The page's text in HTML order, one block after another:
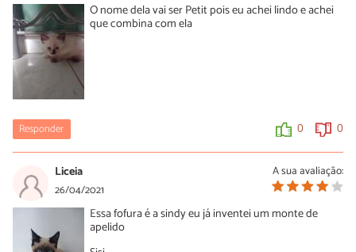
O nome dela vai ser Petit pois eu achei lindo e achei
que combina com ela
Responder 0 0
A sua avaliação:
Liceia
26/04/2021
Essa fofura é a sindy eu já inventei um monte de
apelido